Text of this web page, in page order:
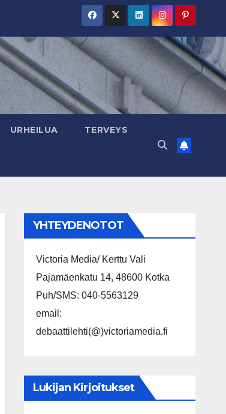
URHEILUA TERVEYS
YHTEYDENOTOT
Victoria Media/ Kerttu Vali
Pajamäenkatu 14, 48600 Kotka
Puh/SMS: 040-5563129
email:
debaattilehti(@)victoriamedia.fi
Lukijan Kirjoitukset